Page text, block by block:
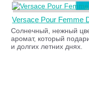
Versace Pour Femme
Солнечный, нежный
аромат, который
и долгих летних днях.